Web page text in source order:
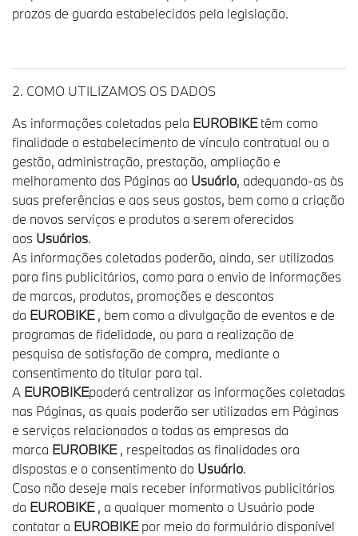
prazos de guarda estabelecidos pela legislação.
2. COMO UTILIZAMOS OS DADOS
As informações coletadas pela EUROBIKEtêm como
finalidade o estabelecimento de vínculo contratual ou a
gestão, administração, prestação, ampliação e
melhoramento das Páginas ao Usuário, adequando-as às
suas preferências e aos seus gostos, bem como a criação
de novos serviços e produtos a serem oferecidos
aos Usuários.
As informações coletadas poderão, ainda, ser utilizadas
para fins publicitários, como para o envio de informações
de marcas, produtos, promoções e descontos
da EUROBIKE, bem como a divulgação de eventos e de
programas de fidelidade, ou para a realização de
pesquisa de satisfação de compra, mediante o
consentimento do titular para tal.
A EUROBIKEpoderá centralizar as informações coletadas
nas Páginas, as quais poderão ser utilizadas em Páginas
e serviços relacionados a todas as empresas da
marca EUROBIKE, respeitadas as finalidades ora
dispostas e o consentimento do Usuário.
Caso não deseje mais receber informativos publicitários
da EUROBIKE, a qualquer momento o Usuário pode
contatar a EUROBIKEpor meio do formulário disponível